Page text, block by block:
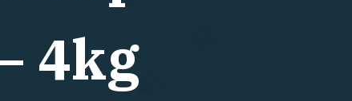
4kg